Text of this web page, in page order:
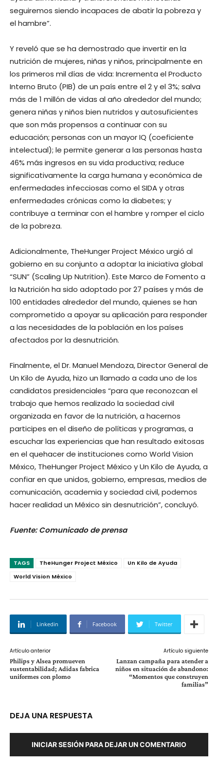
seguiremos siendo incapaces de abatir la pobreza y
el hambre”.
Y reveló que se ha demostrado que invertir en la
nutrición de mujeres, niñas y niños, principalmente en
los primeros mil días de vida: Incrementa el Producto
Interno Bruto (PIB) de un país entre el 2 y el 3%; salva
más de 1 millón de vidas al año alrededor del mundo;
genera niñas y niños bien nutridos y autosuficientes
que son más propensos a continuar con su
educación; personas con un mayor IQ (coeficiente
intelectual); le permite generar a las personas hasta
46% más ingresos en su vida productiva; reduce
significativamente la carga humana y económica de
enfermedades infecciosas como el SIDA y otras
enfermedades crónicas como la diabetes; y
contribuye a terminar con el hambre y romper el ciclo
de la pobreza.
Adicionalmente, TheHunger Project México urgió al
gobierno en su conjunto a adoptar la iniciativa global
“SUN” (Scaling Up Nutrition). Este Marco de Fomento a
la Nutrición ha sido adoptado por 27 países y más de
100 entidades alrededor del mundo, quienes se han
comprometido a apoyar su aplicación para responder
a las necesidades de la población en los países
afectados por la desnutrición.
Finalmente, el Dr. Manuel Mendoza, Director General de
Un Kilo de Ayuda, hizo un llamado a cada uno de los
candidatos presidenciales “para que reconozcan el
trabajo que hemos realizado la sociedad civil
organizada en favor de la nutrición, a hacernos
participes en el diseño de políticas y programas, a
escuchar las experiencias que han resultado exitosas
en el quehacer de instituciones como World Vision
México, TheHunger Project México y Un Kilo de Ayuda, a
confiar en que unidos, gobierno, empresas, medios de
comunicación, academia y sociedad civil, podemos
hacer realidad un México sin desnutrición”, concluyó.
Fuente: Comunicado de prensa
TAGS TheHunger Project México
Un Kilo de Ayuda
World Vision México
Linkedin Facebook Twitter
Artículo anterior
Philips y Alsea promueven
sustentabilidad; Adidas fabrica
uniformes con plomo
Artículo siguiente
Lanzan campaña para atender a
niños en situación de abandono:
“Momentos que construyen
familias”
DEJA UNA RESPUESTA
INICIAR SESIÓN PARA DEJAR UN COMENTARIO